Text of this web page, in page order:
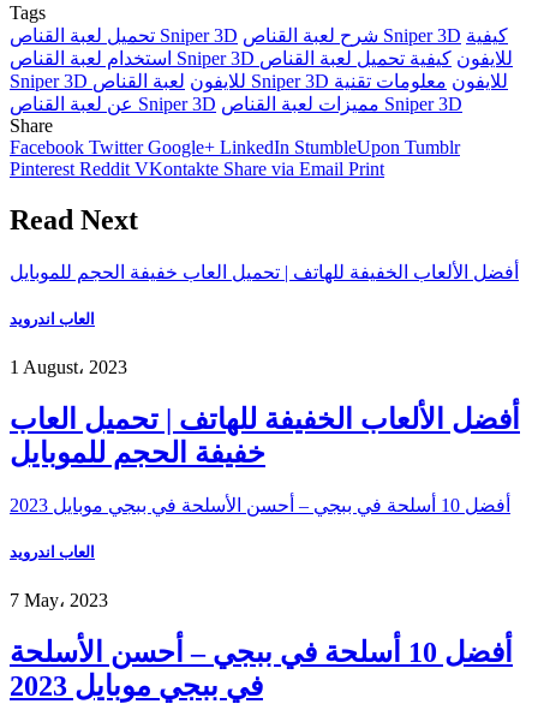
Tags
تحميل لعبة القناص Sniper 3D
شرح لعبة القناص Sniper 3D كيفية
استخدام لعبة القناص Sniper 3D للايفون كيفية تحميل لعبة القناص
Sniper 3D للايفون
لعبة القناص Sniper 3D للايفون معلومات تقنية
عن لعبة القناص Sniper 3D
مميزات لعبة القناص Sniper 3D
Share
Facebook Twitter Google+ LinkedIn StumbleUpon Tumblr
Pinterest Reddit VKontakte Share via Email Print
Read Next
أفضل الألعاب الخفيفة للهاتف | تحميل العاب خفيفة الحجم للموبايل
العاب اندرويد
1 August، 2023
أفضل الألعاب الخفيفة للهاتف | تحميل العاب
خفيفة الحجم للموبايل
أفضل 10 أسلحة في ببجي – أحسن الأسلحة في ببجي موبايل 2023
العاب اندرويد
7 May، 2023
أفضل 10 أسلحة في ببجي – أحسن الأسلحة
في ببجي موبايل 2023